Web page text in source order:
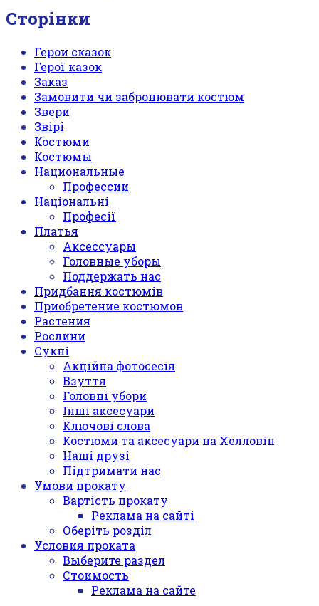
Сторінки
Герои сказок
Герої казок
Заказ
Замовити чи забронювати костюм
Звери
Звірі
Костюми
Костюмы
Национальные
Профессии
Національні
Професії
Платья
Аксессуары
Головные уборы
Поддержать нас
Придбання костюмів
Приобретение костюмов
Растения
Рослини
Сукні
Акційна фотосесія
Взуття
Головні убори
Інші аксесуари
Ключові слова
Костюми та аксесуари на Хелловін
Наші друзі
Підтримати нас
Умови прокату
Вартість прокату
Реклама на сайті
Оберіть розділ
Условия проката
Выберите раздел
Стоимость
Реклама на сайте